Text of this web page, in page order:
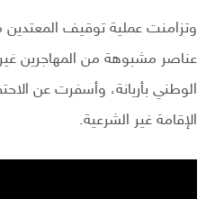
وتزامنت عملية توقيف
عناصر مشبوهة من المهاجرين غير
الوطني بأريانة، وأسفرت عن
الإقامة غير الشرعية.